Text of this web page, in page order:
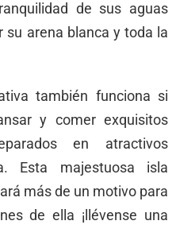
de sus aguas
su arena blanca y toda la
también funciona si
y comer exquisitos
en atractivos
Esta majestuosa isla
más de un motivo para
de ella ¡llévense una